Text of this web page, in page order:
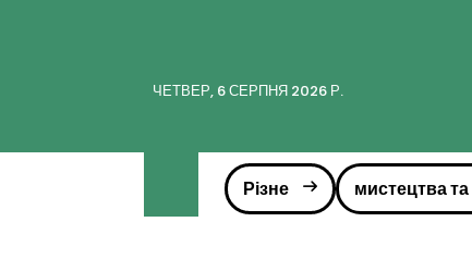
ЧЕТВЕР, 6 СЕРПНЯ 2026 Р.
Різне мистецтва